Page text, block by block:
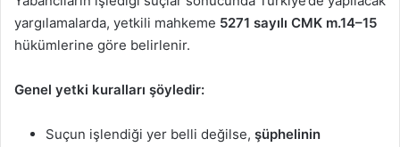
yargılamalarda, yetkili mahkeme 5271 sayılı CMK m.14–15
hükümlerine göre belirlenir.
Genel yetki kuralları şöyledir:
Suçun işlendiği yer belli değilse, şüphelinin